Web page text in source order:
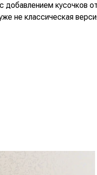
добавлением кусочков
не классическая